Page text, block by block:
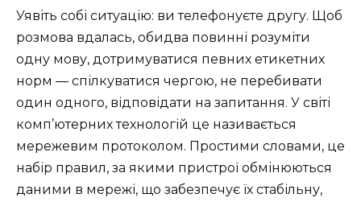
Уявіть собі ситуацію: ви телефонуєте другу. Щоб
розмова вдалась, обидва повинні розуміти
одну мову, дотримуватися певних етикетних
норм — спілкуватися чергою, не перебивати
один одного, відповідати на запитання. У світі
комп’ютерних технологій це називається
мережевим протоколом. Простими словами, це
набір правил, за якими пристрої обмінюються
даними в мережі, що забезпечує їх стабільну,